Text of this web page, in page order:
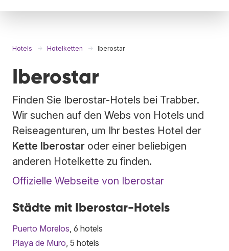
Hotels Hotelketten Iberostar
Iberostar
Finden Sie Iberostar-Hotels bei Trabber.
Wir suchen auf den Webs von Hotels und
Reiseagenturen, um Ihr bestes Hotel der
Kette Iberostar oder einer beliebigen
anderen Hotelkette zu finden.
Offizielle Webseite von Iberostar
Städte mit Iberostar-Hotels
Puerto Morelos , 6 hotels
Playa de Muro , 5 hotels